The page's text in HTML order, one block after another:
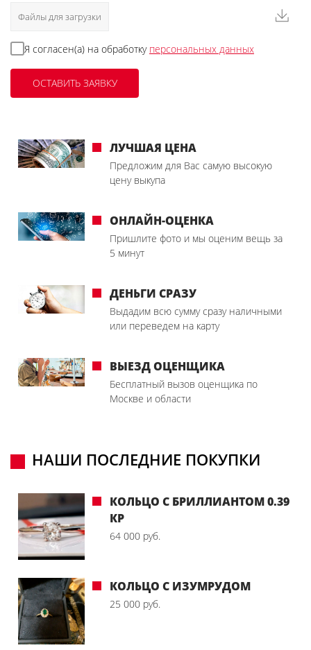
Файлы для загрузки
Я согласен(а) на обработку персональных данных
ЛУЧШАЯ ЦЕНА
Предложим для Вас самую высокую
цену выкупа
ОНЛАЙН-ОЦЕНКА
Пришлите фото и мы оценим вещь за
5 минут
ДЕНЬГИ СРАЗУ
Выдадим всю сумму сразу наличными
или переведем на карту
ВЫЕЗД ОЦЕНЩИКА
Бесплатный вызов оценщика по
Москве и области
НАШИ ПОСЛЕДНИЕ ПОКУПКИ
КОЛЬЦО С БРИЛЛИАНТОМ 0.39
КР
64 000 руб.
КОЛЬЦО С ИЗУМРУДОМ
25 000 руб.